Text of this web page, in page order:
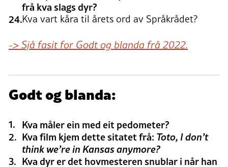
frå kva slags dyr?
Kva vart kåra til årets ord av Språkrådet?
-> Sjå fasit for Godt og blanda frå 2022.
Godt og blanda:
Kva måler ein med eit pedometer?
Kva film kjem dette sitatet frå: Toto, I don’t
think we’re in Kansas anymore?
Kva dyr er det hovmesteren snublar i når han